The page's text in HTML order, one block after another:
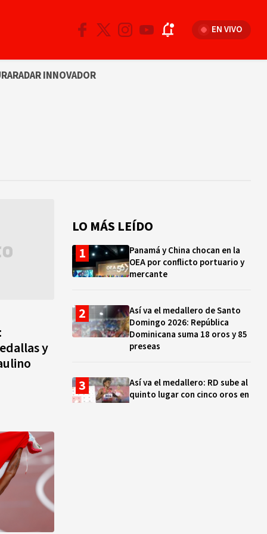
EN VIVO
RADAR INNOVADOR
y
LO MÁS LEÍDO
Panamá y China chocan en la
OEA por conflicto portuario y
mercante
Así va el medallero de Santo
Domingo 2026: República
Dominicana suma 18 oros y 85
preseas
Así va el medallero: RD sube al
quinto lugar con cinco oros en